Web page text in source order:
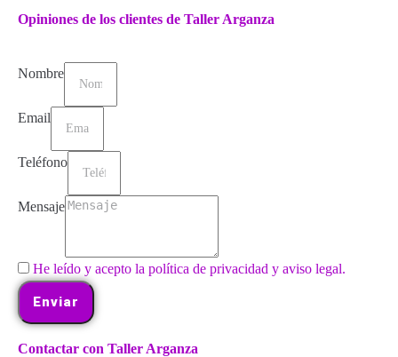
Opiniones de los clientes de Taller Arganza
Nombre
Email
Teléfono
Mensaje
He leído y acepto la política de privacidad y aviso legal.
Enviar
Contactar con Taller Arganza